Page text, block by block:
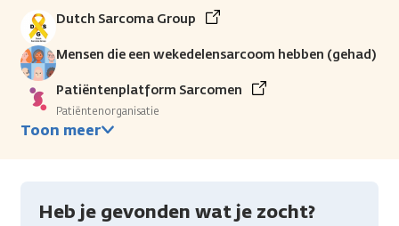
Dutch Sarcoma Group
Mensen die een wekedelensarcoom hebben (gehad)
Patiëntenplatform Sarcomen
Patiëntenorganisatie
Toon meer
Heb je gevonden wat je zocht?